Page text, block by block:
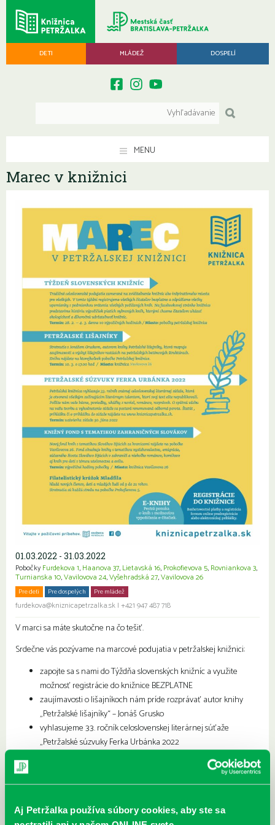
Aj Petržalka používa súbory cookies, aby ste sa
DETI MLÁDEŽ DOSPELÍ
MENU
Marec v knižnici
01.03.2022 - 31.03.2022
Pobočky Furdekova 1, Haanova 37, Lietavská 16, Prokofievova 5, Rovniankova 3,
Turnianska 10,Vavilovova 24,Vyšehradská 27,Vavilovova 26
Pre deti Pre dospelých Pre mládež
furdekova@kniznicapetrzalka.sk | +421 947 487 718
V marci sa máte skutočne na čo tešiť.
Srdečne vás pozývame na marcové podujatia v petržalskej knižnici:
zapojte sa s nami do Týždňa slovenských knižníc a využite
možnosť registrácie do knižnice BEZPLATNE
zaujímavosti o lišajníkoch nám príde rozprávať autor knihy
„Petržalské lišajníky“ – Jonáš Grusko
vyhlasujeme 33. ročník celoslovenskej literárnej súťaže
„Petržalské súzvuky Ferka Urbánka 2022
Najbližšie podujatia
Čítame ušami. Audioknihy v